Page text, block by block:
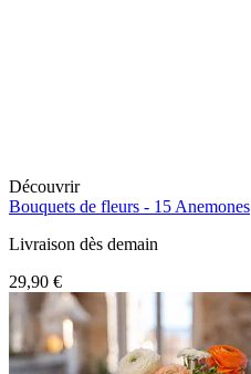
Découvrir
Bouquets de fleurs - 15 Anemones
Livraison dès demain
29,90 €